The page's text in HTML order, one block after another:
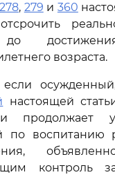
278, 279 и 360
до
возраста.
настоящей
продолжает
по воспитанию
контроль